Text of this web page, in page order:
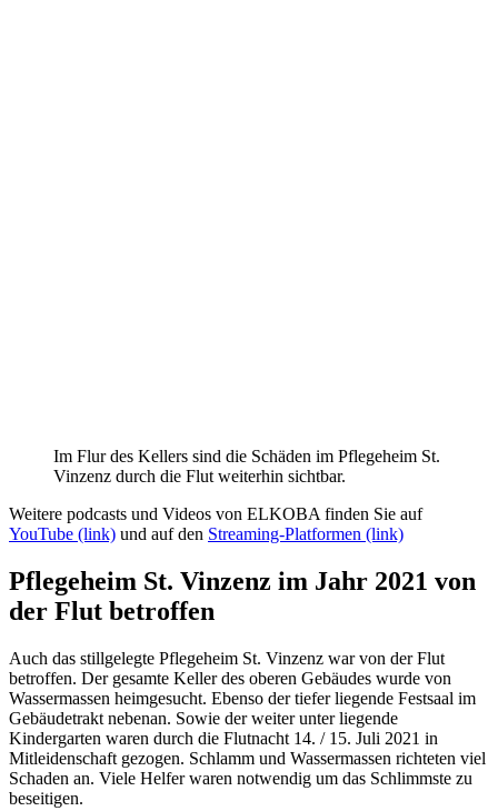
Im Flur des Kellers sind die Schäden im Pflegeheim St.
Vinzenz durch die Flut weiterhin sichtbar.
Weitere podcasts und Videos von ELKOBA finden Sie auf
YouTube (link) und auf den Streaming-Platformen (link)
Pflegeheim St. Vinzenz im Jahr 2021 von
der Flut betroffen
Auch das stillgelegte Pflegeheim St. Vinzenz war von der Flut
betroffen. Der gesamte Keller des oberen Gebäudes wurde von
Wassermassen heimgesucht. Ebenso der tiefer liegende Festsaal im
Gebäudetrakt nebenan. Sowie der weiter unter liegende
Kindergarten waren durch die Flutnacht 14. / 15. Juli 2021 in
Mitleidenschaft gezogen. Schlamm und Wassermassen richteten viel
Schaden an. Viele Helfer waren notwendig um das Schlimmste zu
beseitigen.